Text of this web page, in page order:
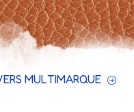
MULTIMARQUE